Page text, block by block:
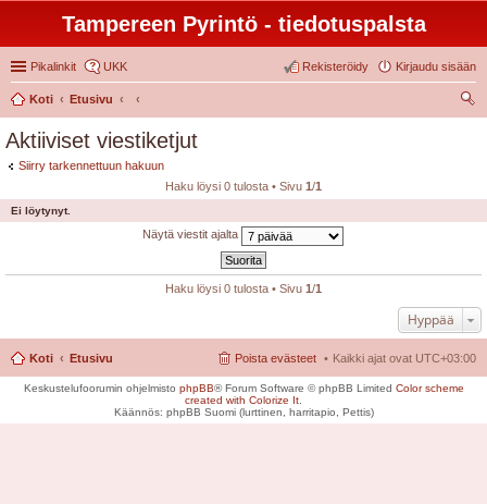
Tampereen Pyrintö - tiedotuspalsta
Pikalinkit UKK Kirjaudu sisään
Rekisteröidy
Koti
Etusivu
Aktiiviset viestiketjut
Siirry tarkennettuun hakuun
Haku löysi 0 tulosta • Sivu 1/1
Ei löytynyt.
Näytä viestit ajalta
Haku löysi 0 tulosta • Sivu 1/1
Hyppää
Koti Etusivu Kaikki ajat ovat UTC+03:00
Poista evästeet
Keskustelufoorumin ohjelmisto phpBB® Forum Software © phpBB Limited Color scheme
created with Colorize It
Käännös: phpBB Suomi (lurttinen, harritapio, Pettis)